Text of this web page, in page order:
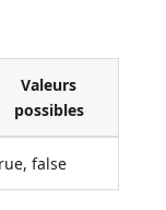
Valeurs
possibles
false